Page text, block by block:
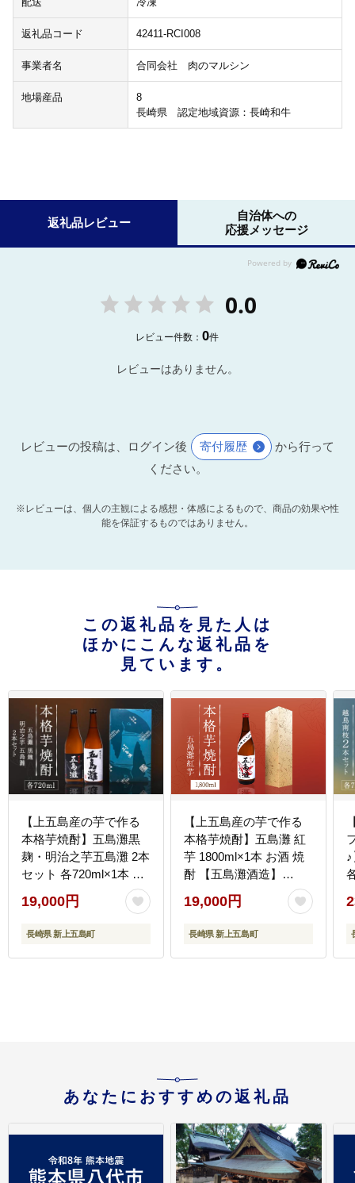
返礼品コード 42411-RCI008
事業者名 合同会社 肉のマルシン
地場産品
8
長崎県 認定地域資源：長崎和牛
返礼品レビュー
自治体への
応援メッセージ
0.0
レビュー件数：0件
レビューはありません。
レビューの投稿は、ログイン後 寄付履歴
から行って
ください。
※レビューは、個人の主観による感想・体感によるもので、商品の効果や性
能を保証するものではありません。
この返礼品を見た人は
ほかにこんな返礼品を
見ています。
【上五島産の芋で作る
本格芋焼酎】五島灘黒
麹・明治之芋五島灘 2本
セット 各720ml×1本 お
酒 焼酎 【五島灘酒造】
[RAW004]
19,000円
長崎県 新上五島町
【上五島産の芋で作る
本格芋焼酎】五島灘 紅
芋 1800ml×1本 お酒 焼
酎 【五島灘酒造】
[RAW010]
19,000円
長崎県 新上五島町
あなたにおすすめの返礼品